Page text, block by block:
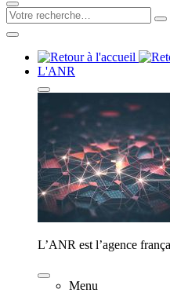
L'ANR
L’ANR est l’agence
Menu